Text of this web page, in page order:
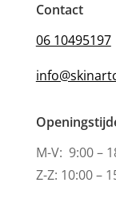
Contact
06 10495197
M-V: 9:00 –
Z-Z: 10:00 –